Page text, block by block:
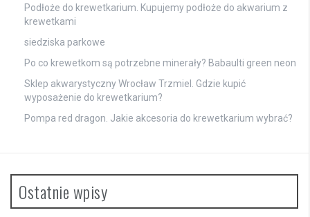
Podłoże do krewetkarium. Kupujemy podłoże do akwarium z
krewetkami
siedziska parkowe
Po co krewetkom są potrzebne minerały? Babaulti green neon
Sklep akwarystyczny Wrocław Trzmiel. Gdzie kupić
wyposażenie do krewetkarium?
Pompa red dragon. Jakie akcesoria do krewetkarium wybrać?
Ostatnie wpisy